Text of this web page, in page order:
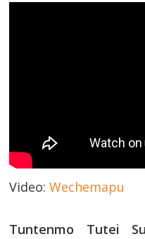
Video:Wechemapu
Tuntenmo Tutei